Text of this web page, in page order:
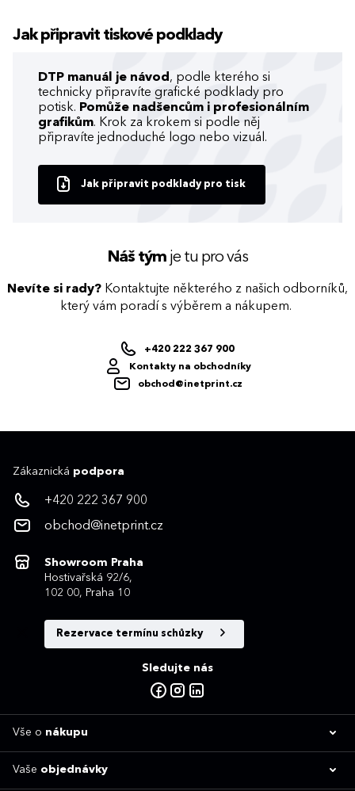
Jak připravit tiskové podklady
DTP manuál je návod , podle kterého si
technicky připravíte grafické podklady pro
potisk. Pomůže nadšencům i profesionálním
grafikům. Krok za krokem si podle něj
připravíte jednoduché logo nebo vizuál.
Jak připravit podklady pro tisk
Náš týmje tu pro vás
Nevíte si rady? Kontaktujte některého z našich odborníků,
který vám poradí s výběrem a nákupem.
+420 222 367 900
Kontakty na obchodníky
obchod@inetprint.cz
Zákaznická podpora
+420 222 367 900
obchod@inetprint.cz
Showroom Praha
Hostivařská 92/6,
102 00, Praha 10
Rezervace termínu schůzky
Sledujte nás
Vše o nákupu
Vaše objednávky